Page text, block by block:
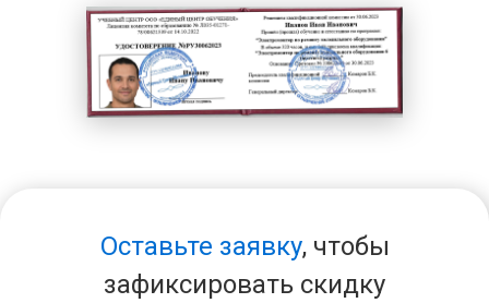
Оставьте заявку, чтобы
зафиксировать скидку